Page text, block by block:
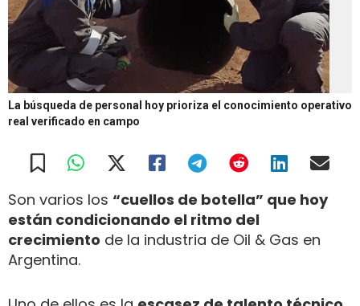
La búsqueda de personal hoy prioriza el conocimiento operativo
real verificado en campo
Son varios los “cuellos de botella” que hoy
están condicionando el ritmo del
crecimiento de la industria de Oil & Gas en
Argentina.